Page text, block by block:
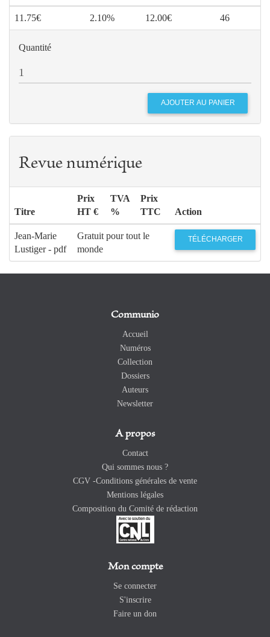
11.75€ 2.10% 12.00€ 46
Quantité
Revue numérique
Titre
Prix
HT €
TVA
%
Prix
TTC
Action
Jean-Marie
Lustiger - pdf
Gratuit pour tout le
monde
TÉLÉCHARGER
Communio
Accueil
Numéros
Collection
Dossiers
Auteurs
Newsletter
A propos
Contact
Qui sommes nous ?
CGV -Conditions générales de vente
Mentions légales
Composition du Comité de rédaction
Mon compte
Se connecter
S'inscrire
Faire un don